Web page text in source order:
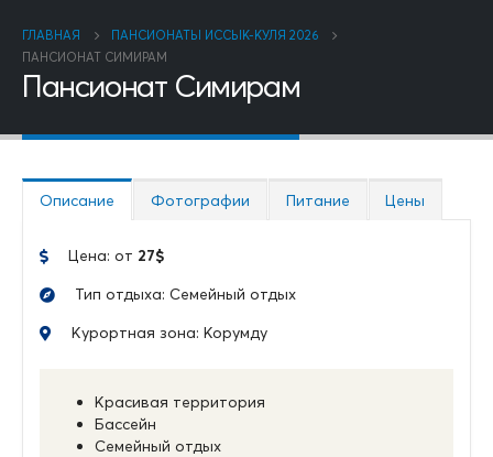
ГЛАВНАЯ
ПАНСИОНАТЫ ИССЫК-КУЛЯ 2026
ПАНСИОНАТ СИМИРАМ
Пансионат Симирам
Описание Фотографии Питание Цены
Цена: от 27$
Тип отдыха: Семейный отдых
Курортная зона: Корумду
Красивая территория
Бассейн
Семейный отдых